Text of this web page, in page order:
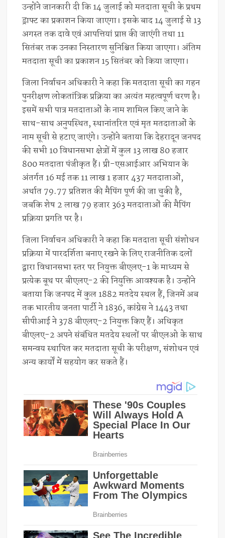
उन्होंने जानकारी दी कि 14 जुलाई को मतदाता सूची के प्रथम
ड्राफ्ट का प्रकाशन किया जाएगा। इसके बाद 14 जुलाई से 13
अगस्त तक दावे एवं आपत्तियां प्राप्त की जाएंगी तथा 11
सितंबर तक उनका निस्तारण सुनिश्चित किया जाएगा। अंतिम
मतदाता सूची का प्रकाशन 15 सितंबर को किया जाएगा।
जिला निर्वाचन अधिकारी ने कहा कि मतदाता सूची का गहन
पुनरीक्षण लोकतांत्रिक प्रक्रिया का अत्यंत महत्वपूर्ण चरण है।
इसमें सभी पात्र मतदाताओं के नाम शामिल किए जाने के
साथ-साथ अनुपस्थित, स्थानांतरित एवं मृत मतदाताओं के
नाम सूची से हटाए जाएंगे। उन्होंने बताया कि देहरादून जनपद
की सभी 10 विधानसभा क्षेत्रों में कुल 13 लाख 80 हजार
800 मतदाता पंजीकृत हैं। प्री-एसआईआर अभियान के
अंतर्गत 16 मई तक 11 लाख 1 हजार 437 मतदाताओं,
अर्थात 79.77 प्रतिशत की मैपिंग पूर्ण की जा चुकी है,
जबकि शेष 2 लाख 79 हजार 363 मतदाताओं की मैपिंग
प्रक्रिया प्रगति पर है।
जिला निर्वाचन अधिकारी ने कहा कि मतदाता सूची संशोधन
प्रक्रिया में पारदर्शिता बनाए रखने के लिए राजनीतिक दलों
द्वारा विधानसभा स्तर पर नियुक्त बीएलए-1 के माध्यम से
प्रत्येक बूथ पर बीएलए-2 की नियुक्ति आवश्यक है। उन्होंने
बताया कि जनपद में कुल 1882 मतदेय स्थल हैं, जिनमें अब
तक भारतीय जनता पार्टी ने 1836, कांग्रेस ने 1443 तथा
सीपीआई ने 378 बीएलए-2 नियुक्त किए हैं। अधिकृत
बीएलए-2 अपने संबंधित मतदेय स्थलों पर बीएलओ के साथ
समन्वय स्थापित कर मतदाता सूची के परीक्षण, संशोधन एवं
अन्य कार्यों में सहयोग कर सकते हैं।